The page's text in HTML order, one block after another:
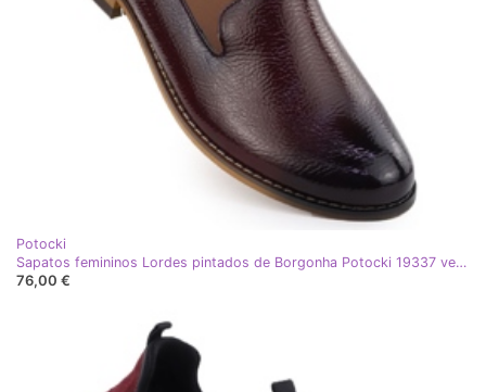
Potocki
Sapatos femininos Lordes pintados de Borgonha Potocki 19337 vermelho
76,00 €